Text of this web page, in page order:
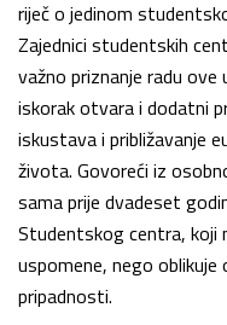
riječ o jedinom
Zajednici studentskih
važno priznanje radu
iskorak otvara i dodatni
iskustava i približavanje
života. Govoreći iz
sama prije dvadeset
Studentskog centra, koji
uspomene, nego
pripadnosti.